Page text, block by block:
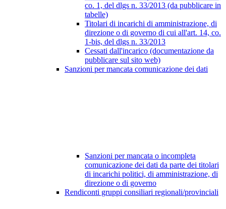
co. 1, del dlgs n. 33/2013 (da pubblicare in
tabelle)
Titolari di incarichi di amministrazione, di
direzione o di governo di cui all'art. 14, co.
1-bis, del dlgs n. 33/2013
Cessati dall'incarico (documentazione da
pubblicare sul sito web)
Sanzioni per mancata comunicazione dei dati
Sanzioni per mancata o incompleta
comunicazione dei dati da parte dei titolari
di incarichi politici, di amministrazione, di
direzione o di governo
Rendiconti gruppi consiliari regionali/provinciali